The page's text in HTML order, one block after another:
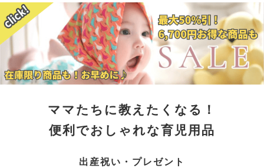
ママたちに教えたくなる！
便利でおしゃれな育児用品
出産祝い・プレゼント